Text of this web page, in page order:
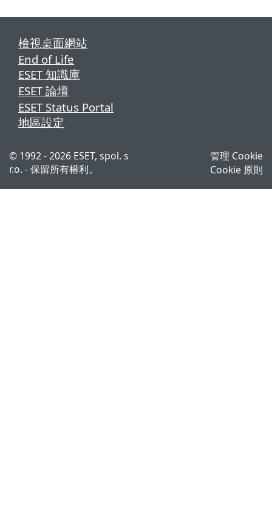
檢視桌面網站
End of Life
ESET 知識庫
ESET 論壇
ESET Status Portal
地區設定
© 1992 - 2026 ESET, spol. s
r.o. - 保留所有權利。
管理 Cookie
Cookie 原則